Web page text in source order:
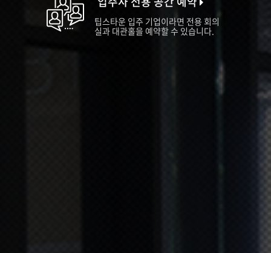
팁스타운 입주 기업이라면 전용 회의
실과 대관홀을 예약할 수 있습니다.